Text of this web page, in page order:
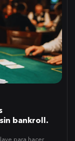
bankroll.
para hacer